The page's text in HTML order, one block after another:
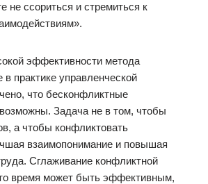
не ссориться и стремиться к
эффективности метода
практике управленческой
что бесконфликтные
Задача не в том, чтобы
а чтобы конфликтовать
взаимопонимание и повышая
Сглаживание конфликтной
время может быть эффективным,